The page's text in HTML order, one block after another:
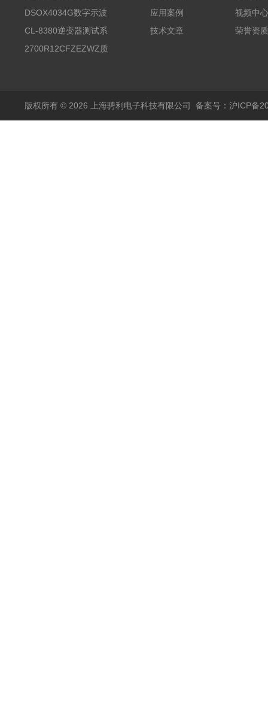
试台系统
DSOX4034G数字示波
器
CL-8380逆变器测试系
统台
2700R12CFZEZWZ质
应用案例
技术文章
视频中心
荣誉资质
版权所有 © 2026 上海骋利电子科技有限公司 备案号：沪ICP备